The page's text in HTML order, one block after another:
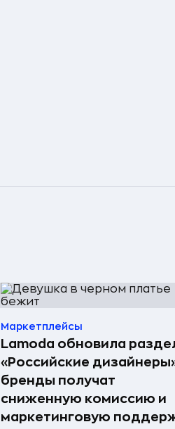
Маркетплейсы
Lamoda обновила
«Российские
бренды получат
сниженную комиссию и
маркетинговую